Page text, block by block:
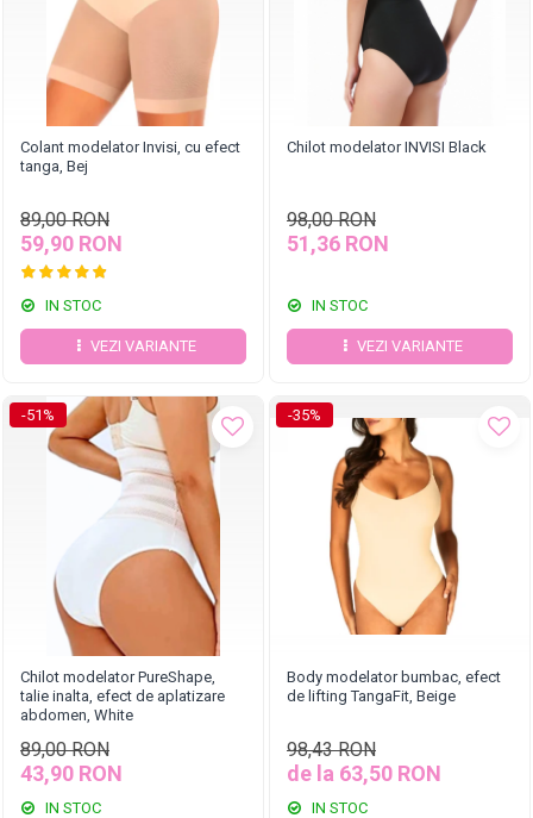
Colant modelator Invisi, cu efect
tanga, Bej
89,00 RON
59,90 RON
IN STOC
VEZI VARIANTE
Chilot modelator INVISI Black
98,00 RON
51,36 RON
IN STOC
VEZI VARIANTE
-51%
Chilot modelator PureShape,
talie inalta, efect de aplatizare
abdomen, White
89,00 RON
43,90 RON
IN STOC
-35%
Body modelator bumbac, efect
de lifting TangaFit, Beige
98,43 RON
de la 63,50 RON
IN STOC